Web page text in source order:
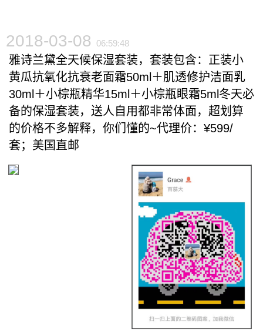
2018-03-08 06:59:48
雅诗兰黛全天候保湿套装，套装包含：正装小
黄瓜抗氧化抗衰老面霜50ml＋肌透修护洁面乳
30ml＋小棕瓶精华15ml＋小棕瓶眼霜5ml冬天必
备的保湿套装，送人自用都非常体面，超划算
的价格不多解释，你们懂的~代理价：¥599/
套；美国直邮